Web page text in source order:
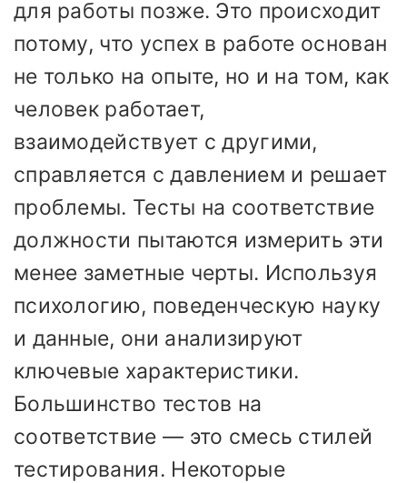
для работы позже. Это происходит
потому, что успех в работе основан
не только на опыте, но и на том, как
человек работает,
взаимодействует с другими,
справляется с давлением и решает
проблемы. Тесты на соответствие
должности пытаются измерить эти
менее заметные черты. Используя
психологию, поведенческую науку
и данные, они анализируют
ключевые характеристики.
Большинство тестов на
соответствие — это смесь стилей
тестирования. Некоторые